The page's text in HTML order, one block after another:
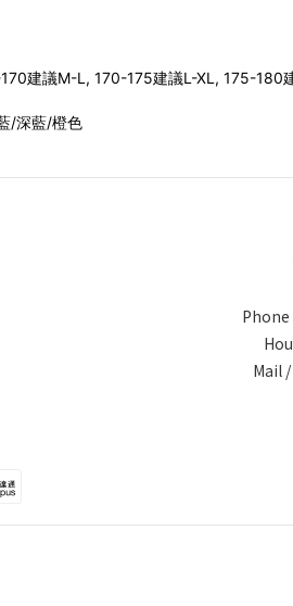
建議M-L, 170-175建議L-XL, 175-180
/深藍/橙色
Phone
Mail /